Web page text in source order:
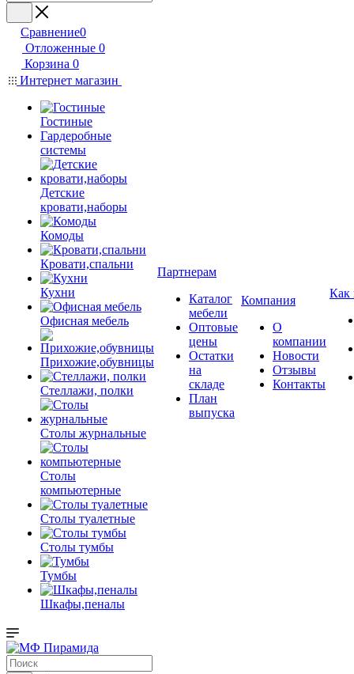
Сравнение0
Отложенные 0
Корзина 0
Интернет магазин
Гостиные
Гардеробные
системы
Детские
кровати,наборы
Комоды
Кровати,спальни
Кухни
Офисная мебель
Прихожие,обувницы
Стеллажи, полки
Столы журнальные
Столы
компьютерные
Столы туалетные
Столы тумбы
Тумбы
Шкафы,пеналы
Партнерам
Каталог
мебели
Оптовые
цены
Остатки
на
складе
План
выпуска
Компания
О
компании
Новости
Отзывы
Контакты
Как